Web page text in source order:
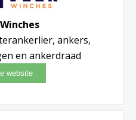
ankers,
en ankerdraad